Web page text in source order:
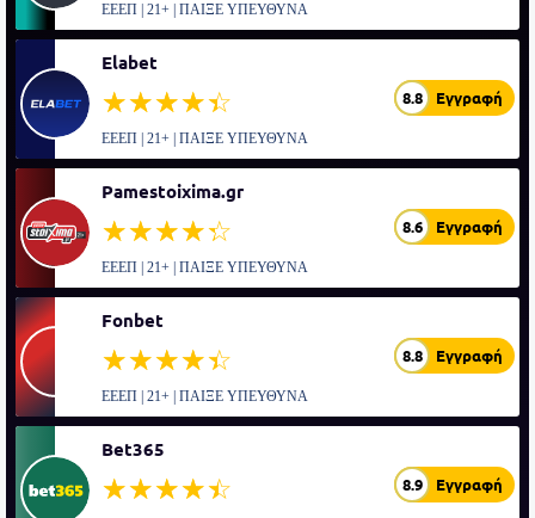
ΕΕΕΠ | 21+ | ΠΑΙΞΕ ΥΠΕΥΘΥΝΑ
Elabet
☆☆☆☆☆
★★★★★ 8.8 Εγγραφή
ΕΕΕΠ | 21+ | ΠΑΙΞΕ ΥΠΕΥΘΥΝΑ
Pamestoixima.gr
☆☆☆☆☆
★★★★★ 8.6 Εγγραφή
ΕΕΕΠ | 21+ | ΠΑΙΞΕ ΥΠΕΥΘΥΝΑ
Fonbet
☆☆☆☆☆
★★★★★ 8.8 Εγγραφή
ΕΕΕΠ | 21+ | ΠΑΙΞΕ ΥΠΕΥΘΥΝΑ
Bet365
☆☆☆☆☆
★★★★★ 8.9 Εγγραφή